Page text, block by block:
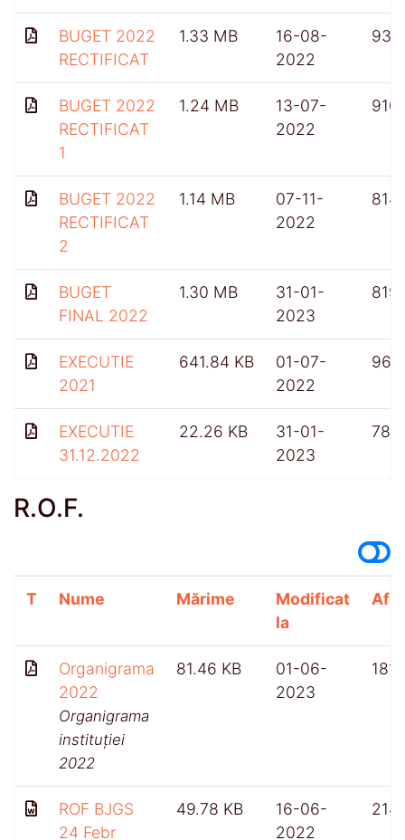
BUGET 2022
RECTIFICAT
1.33 MB
16-08-
2022
934
BUGET 2022
RECTIFICAT
1
1.24 MB
13-07-
2022
910
BUGET 2022
RECTIFICAT
2
1.14 MB
07-11-
2022
814
BUGET
FINAL 2022
1.30 MB
31-01-
2023
819
EXECUTIE
2021
641.84 KB
01-07-
2022
961
EXECUTIE
31.12.2022
22.26 KB
31-01-
2023
782
R.O.F.
T Nume Mărime
Modificat
la
Organigrama
2022
Organigrama
instituției
2022
81.46 KB
01-06-
2023
1811
ROF BJGS
24 Febr
49.78 KB
16-06-
2022